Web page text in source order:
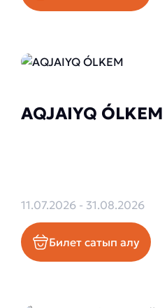
AQJAIYQ ÓLKEM
11.07.2026 - 31.08.2026
Билет сатып алу